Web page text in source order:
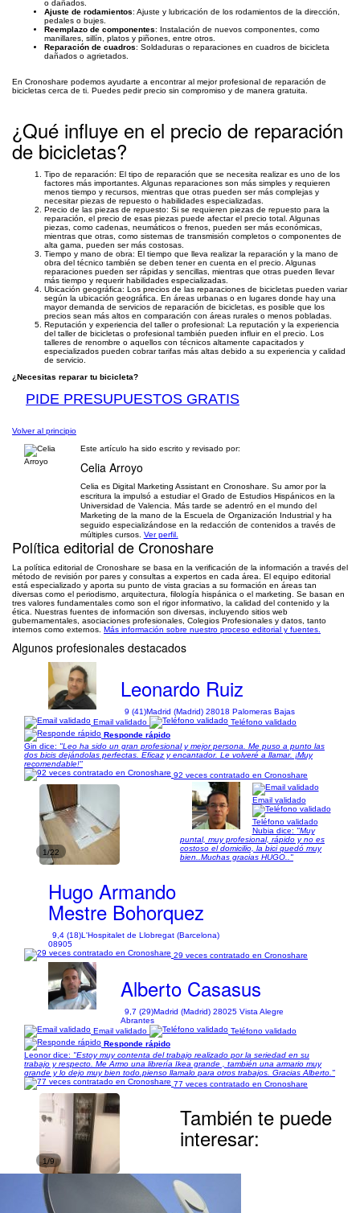
o dañados.
Ajuste de rodamientos: Ajuste y lubricación de los rodamientos de la dirección,
pedales o bujes.
Reemplazo de componentes: Instalación de nuevos componentes, como
manillares, sillín, platos y piñones, entre otros.
Reparación de cuadros: Soldaduras o reparaciones en cuadros de bicicleta
dañados o agrietados.
En Cronoshare podemos ayudarte a encontrar al mejor profesional de reparación de
bicicletas cerca de ti. Puedes pedir precio sin compromiso y de manera gratuita.
¿Qué influye en el precio de reparación
de bicicletas?
Tipo de reparación: El tipo de reparación que se necesita realizar es uno de los
factores más importantes. Algunas reparaciones son más simples y requieren
menos tiempo y recursos, mientras que otras pueden ser más complejas y
necesitar piezas de repuesto o habilidades especializadas.
Precio de las piezas de repuesto: Si se requieren piezas de repuesto para la
reparación, el precio de esas piezas puede afectar el precio total. Algunas
piezas, como cadenas, neumáticos o frenos, pueden ser más económicas,
mientras que otras, como sistemas de transmisión completos o componentes de
alta gama, pueden ser más costosas.
Tiempo y mano de obra: El tiempo que lleva realizar la reparación y la mano de
obra del técnico también se deben tener en cuenta en el precio. Algunas
reparaciones pueden ser rápidas y sencillas, mientras que otras pueden llevar
más tiempo y requerir habilidades especializadas.
Ubicación geográfica: Los precios de las reparaciones de bicicletas pueden variar
según la ubicación geográfica. En áreas urbanas o en lugares donde hay una
mayor demanda de servicios de reparación de bicicletas, es posible que los
precios sean más altos en comparación con áreas rurales o menos pobladas.
Reputación y experiencia del taller o profesional: La reputación y la experiencia
del taller de bicicletas o profesional también pueden influir en el precio. Los
talleres de renombre o aquellos con técnicos altamente capacitados y
especializados pueden cobrar tarifas más altas debido a su experiencia y calidad
de servicio.
¿Necesitas reparar tu bicicleta?
PIDE PRESUPUESTOS GRATIS
Volver al principio
Este artículo ha sido escrito y revisado por:
Celia Arroyo
Celia es Digital Marketing Assistant en Cronoshare. Su amor por la
escritura la impulsó a estudiar el Grado de Estudios Hispánicos en la
Universidad de Valencia. Más tarde se adentró en el mundo del
Marketing de la mano de la Escuela de Organización Industrial y ha
seguido especializándose en la redacción de contenidos a través de
múltiples cursos. Ver perfil.
Política editorial de Cronoshare
La política editorial de Cronoshare se basa en la verificación de la información a través del
método de revisión por pares y consultas a expertos en cada área. El equipo editorial
está especializado y aporta su punto de vista gracias a su formación en áreas tan
diversas como el periodismo, arquitectura, filología hispánica o el marketing. Se basan en
tres valores fundamentales como son el rigor informativo, la calidad del contenido y la
ética. Nuestras fuentes de información son diversas, incluyendo sitios web
gubernamentales, asociaciones profesionales, Colegios Profesionales y datos, tanto
internos como externos. Más información sobre nuestro proceso editorial y fuentes.
Algunos profesionales destacados
Leonardo Ruiz
9 (41)Madrid (Madrid) 28018 Palomeras Bajas
Email validado
Teléfono validado
Responde rápido
Gin dice: "Leo ha sido un gran profesional y mejor persona. Me puso a punto las
dos bicis dejándolas perfectas. Eficaz y encantador. Le volveré a llamar. ¡Muy
recomendable!"
92 veces contratado en Cronoshare
1/22
Hugo Armando
Mestre Bohorquez
9,4 (18)L'Hospitalet de Llobregat (Barcelona)
08905
Email validado
Teléfono validado
Nubia dice: "Muy
puntal, muy profesional, rápido y no es
costoso el domicilio, la bici quedó muy
bien..Muchas gracias HUGO.."
29 veces contratado en Cronoshare
Alberto Casasus
9,7 (29)Madrid (Madrid) 28025 Vista Alegre
Abrantes
Email validado
Teléfono validado
Responde rápido
Leonor dice: "Estoy muy contenta del trabajo realizado por la seriedad en su
trabajo y respecto. Me Armo una librería Ikea grande , también una armario muy
grande y lo dejo muy bien todo.pienso llamalo para otros trabajos. Gracias Alberto."
77 veces contratado en Cronoshare
1/9
También te puede
interesar: